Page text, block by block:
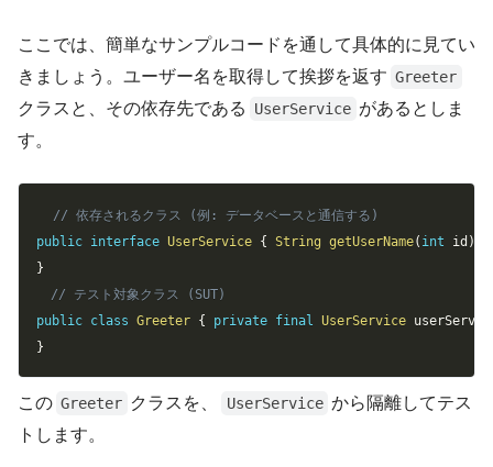
ここでは、簡単なサンプルコードを通して具体的に見てい
きましょう。ユーザー名を取得して挨拶を返す Greeter
クラスと、その依存先である UserService があるとしま
す。
// 依存されるクラス (例: データベースと通信する)
public interface UserService { String getUserName( int id )
}
// テスト対象クラス (SUT)
public class Greeter { private final UserService
}
この Greeter クラスを、 UserService から隔離してテス
トします。